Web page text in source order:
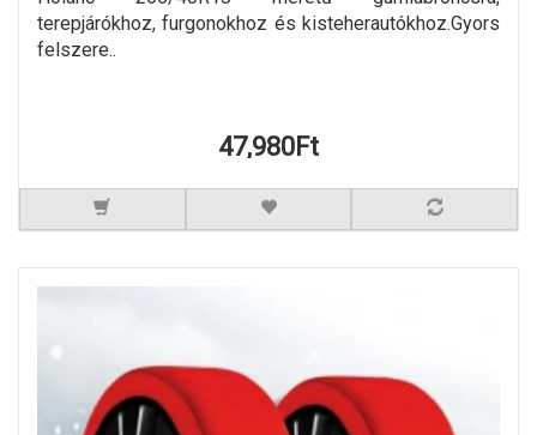
terepjárókhoz, furgonokhoz és kisteherautókhoz.Gyors
felszere..
47,980Ft